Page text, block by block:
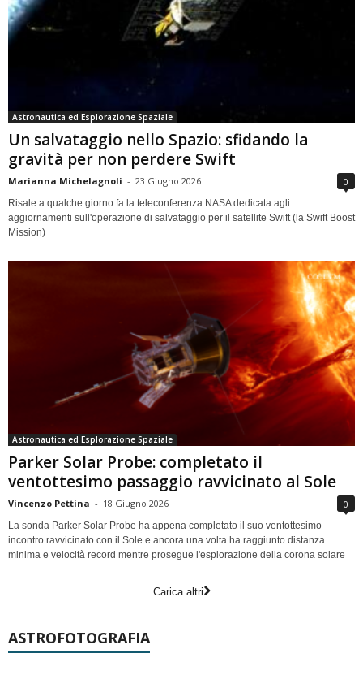
Astronautica ed Esplorazione Spaziale
Un salvataggio nello Spazio: sfidando la
gravità per non perdere Swift
Marianna Michelagnoli - 23 Giugno 2026 0
Risale a qualche giorno fa la teleconferenza NASA dedicata agli
aggiornamenti sull'operazione di salvataggio per il satellite Swift (la Swift Boost
Mission)
Astronautica ed Esplorazione Spaziale
Parker Solar Probe: completato il
ventottesimo passaggio ravvicinato al Sole
Vincenzo Pettina - 18 Giugno 2026 0
La sonda Parker Solar Probe ha appena completato il suo ventottesimo
incontro ravvicinato con il Sole e ancora una volta ha raggiunto distanza
minima e velocità record mentre prosegue l'esplorazione della corona solare
Carica altri
ASTROFOTOGRAFIA